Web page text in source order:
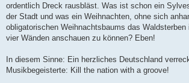
ordentlich Dreck rausbläst. Was ist schon ein
der Stadt und was ein Weihnachten, ohne sich
obligatorischen Weihnachtsbaums das Waldsterben
vier Wänden anschauen zu können? Eben!
In diesem Sinne: Ein herzliches Deutschland
Musikbegeisterte: Kill the nation with a groove!